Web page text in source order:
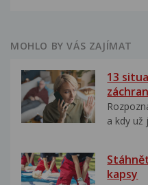
MOHLO BY VÁS ZAJÍMAT
13
a kdy už
kapsy